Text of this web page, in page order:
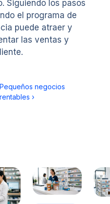
Siguiendo los pasos
el programa de
puede atraer y
las ventas y
Pequeños negocios
rentables ›